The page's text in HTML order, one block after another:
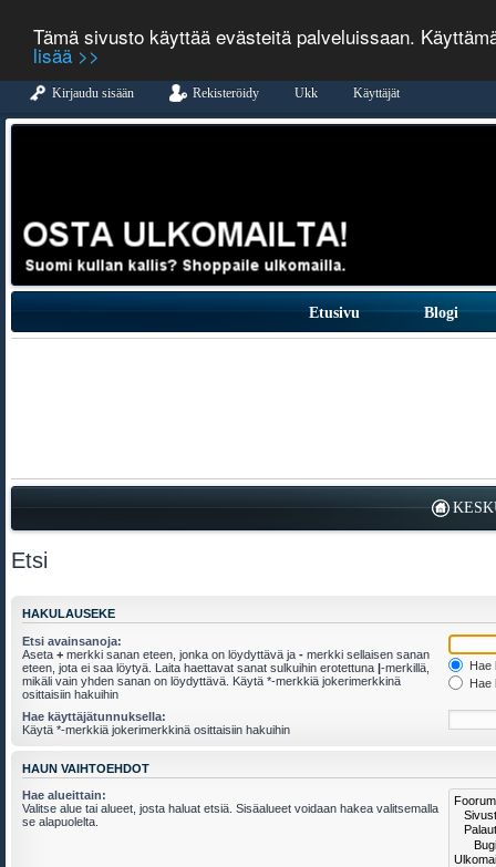
Tämä sivusto käyttää evästeitä palveluissaan.
lisää >>
Kirjaudu sisään Rekisteröidy Ukk Käyttäjät
Etusivu Blogi
Etsi
HAKULAUSEKE
Etsi avainsanoja:
Aseta + merkki sanan eteen, jonka on löydyttävä ja - merkki sellaisen sanan
eteen, jota ei saa löytyä. Laita haettavat sanat sulkuihin erotettuna |-merkillä,
mikäli vain yhden sanan on löydyttävä. Käytä *-merkkiä jokerimerkkinä
osittaisiin hakuihin
Hae
Hae
Hae käyttäjätunnuksella:
Käytä *-merkkiä jokerimerkkinä osittaisiin hakuihin
HAUN VAIHTOEHDOT
Hae alueittain:
Valitse alue tai alueet, josta haluat etsiä. Sisäalueet voidaan hakea valitsemalla
se alapuolelta.